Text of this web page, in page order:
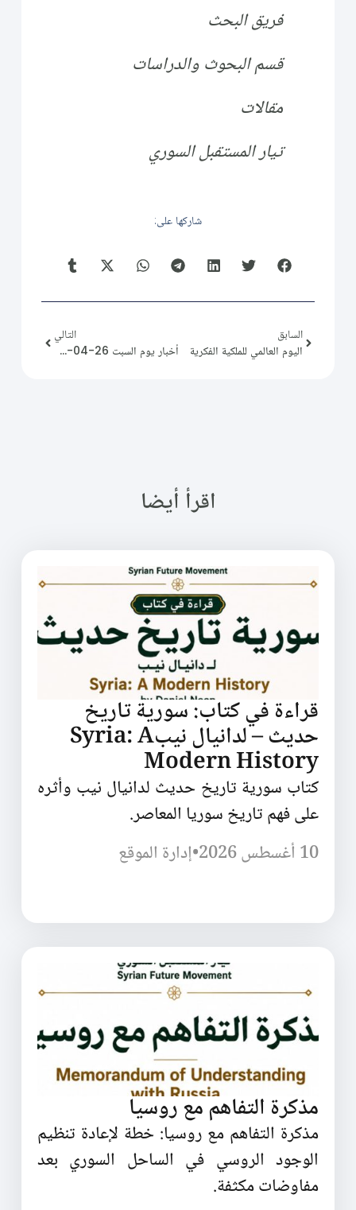
فريق البحث
قسم البحوث والدراسات
مقالات
تيار المستقبل السوري
شاركها على:
السابق
اليوم العالمي للملكية الفكرية
التالي
أخبار يوم السبت 26-04-2025
اقرأ أيضا
قراءة في كتاب: سورية تاريخ
حديث – لدانيال نيبSyria: A
Modern History
كتاب سورية تاريخ حديث لدانيال نيب وأثره
على فهم تاريخ سوريا المعاصر.
10 أغسطس 2026
•إدارة الموقع
مذكرة التفاهم مع روسيا
مذكرة التفاهم مع روسيا: خطة لإعادة تنظيم
الوجود الروسي في الساحل السوري بعد
مفاوضات مكثفة.